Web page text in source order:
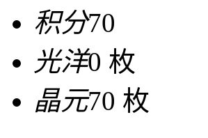
积分70
光洋0 枚
晶元70 枚